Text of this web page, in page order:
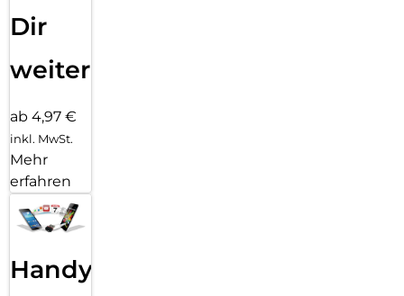
Dir
weiter
ab 4,97 €
inkl. MwSt.
Mehr
erfahren
Handy